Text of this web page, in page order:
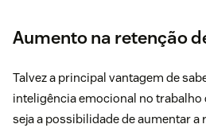
Aumento na retenção
Talvez a principal vantagem de
inteligência emocional no trabalho
seja a possibilidade de aumentar a